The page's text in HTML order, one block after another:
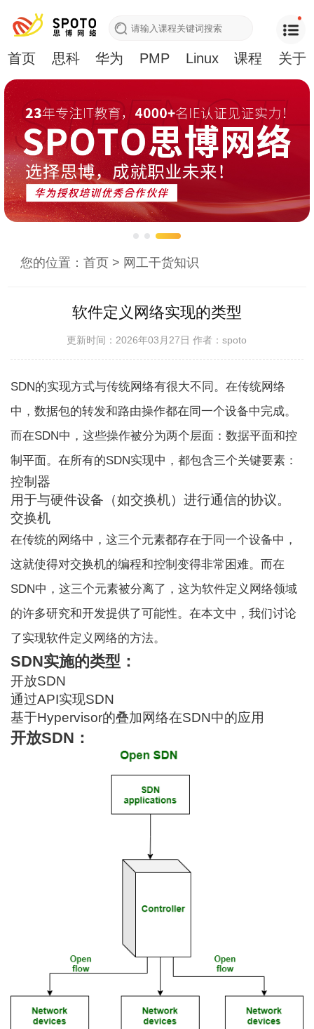
首页 思科 华为 PMP Linux 课程 关于
您的位置：首页 > 网工干货知识
软件定义网络实现的类型
更新时间：2026年03月27日作者：spoto
SDN的实现方式与传统网络有很大不同。在传统网络
中，数据包的转发和路由操作都在同一个设备中完成。
而在SDN中，这些操作被分为两个层面：数据平面和控
制平面。在所有的SDN实现中，都包含三个关键要素：
控制器
用于与硬件设备（如交换机）进行通信的协议。
交换机
在传统的网络中，这三个元素都存在于同一个设备中，
这就使得对交换机的编程和控制变得非常困难。而在
SDN中，这三个元素被分离了，这为软件定义网络领域
的许多研究和开发提供了可能性。在本文中，我们讨论
了实现软件定义网络的方法。
SDN实施的类型：
开放SDN
通过API实现SDN
基于Hypervisor的叠加网络在SDN中的应用
开放SDN：